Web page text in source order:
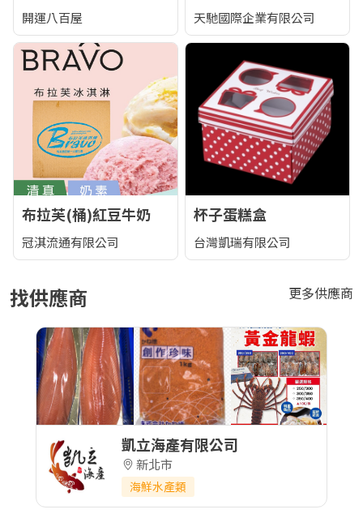
開運八百屋 天馳國際企業有限公司
布拉芙(桶)紅豆牛奶
冠淇流通有限公司
杯子蛋糕盒
台灣凱瑞有限公司
找供應商 更多供應商
凱立海產有限公司
新北市
海鮮水產類